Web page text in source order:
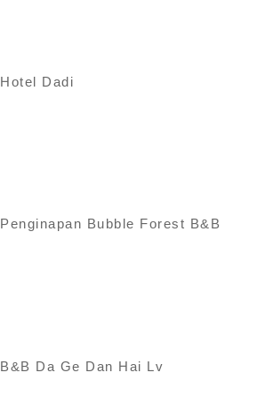
Hotel Dadi
Penginapan Bubble Forest B&B
B&B Da Ge Dan Hai Lv